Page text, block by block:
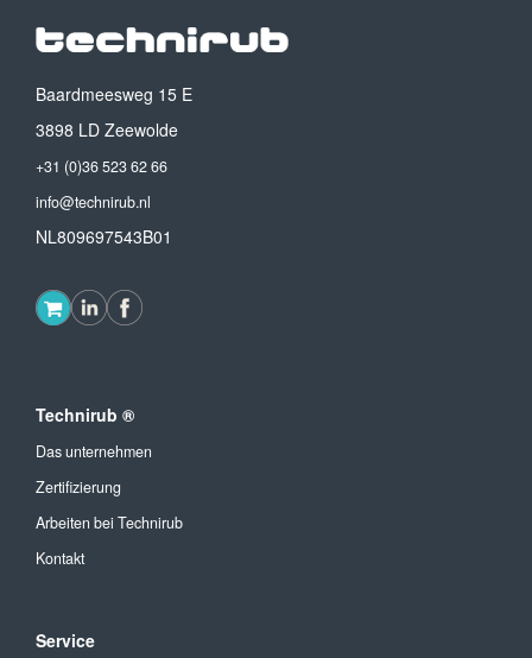
Baardmeesweg 15 E
3898 LD Zeewolde
+31 (0)36 523 62 66
info@technirub.nl
NL809697543B01
Technirub ®
Das unternehmen
Zertifizierung
Arbeiten bei Technirub
Kontakt
Service